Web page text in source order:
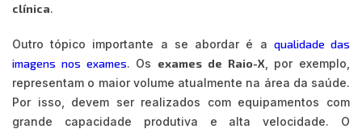
clínica.
Outro tópico importante a se abordar é a qualidade das
imagens nos exames. Os exames de Raio-X , por exemplo,
representam o maior volume atualmente na área da saúde.
Por isso, devem ser realizados com equipamentos com
grande capacidade produtiva e alta velocidade. O